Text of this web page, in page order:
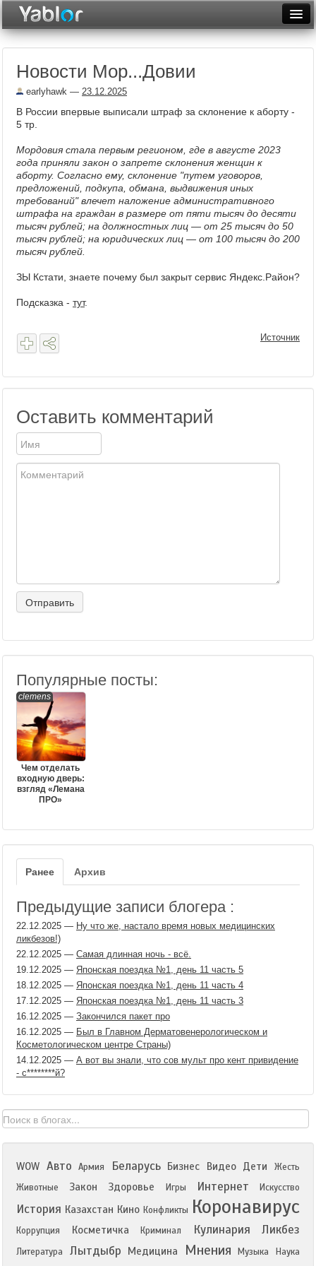
Неделя
Архив
Фототоп
Видеотоп
Новости Мор...Довии
earlyhawk — 23.12.2025
В России впервые выписали штраф за склонение к аборту -
5 тр.
Мордовия стала первым регионом, где в августе 2023
года приняли закон о запрете склонения женщин к
аборту. Согласно ему, склонение "путем уговоров,
предложений, подкупа, обмана, выдвижения иных
требований" влечет наложение административного
штрафа на граждан в размере от пяти тысяч до десяти
тысяч рублей; на должностных лиц — от 25 тысяч до 50
тысяч рублей; на юридических лиц — от 100 тысяч до 200
тысяч рублей.
ЗЫ Кстати, знаете почему был закрыт сервис Яндекс.Район?
Подсказка - тут.
Источник
Оставить комментарий
Популярные посты:
clemens
Чем отделать
входную дверь:
взгляд «Лемана
ПРО»
Ранее Архив
Предыдущие записи блогера :
22.12.2025 — Ну что же, настало время новых медицинских
ликбезов!)
22.12.2025 — Самая длинная ночь - всё.
19.12.2025 — Японская поездка №1, день 11 часть 5
18.12.2025 — Японская поездка №1, день 11 часть 4
17.12.2025 — Японская поездка №1, день 11 часть 3
16.12.2025 — Закончился пакет про
16.12.2025 — Был в Главном Дерматовенерологическом и
Косметологическом центре Страны)
14.12.2025 — А вот вы знали, что сов мульт про кент привидение
- с​********й?
WOW Авто Армия Беларусь Бизнес Видео Дети
Жесть
Животные
Закон Здоровье Игры Интернет Искусство
История Казахстан Кино Конфликты Коронавирус
Коррупция Косметичка Криминал Кулинария Ликбез
Литература Лытдыбр Медицина Мнения Музыка Наука